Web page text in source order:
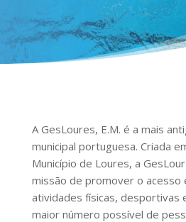
A GesLoures, E.M. é a mais
municipal portuguesa. Criada
Município de Loures, a
missão de promover o acesso
atividades físicas, desportivas
maior número possível de